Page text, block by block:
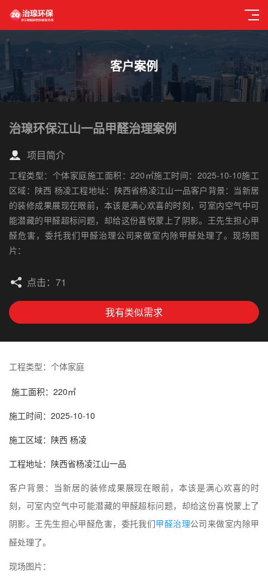
客户案例
治瑔环保江山一品甲醛治理案例
项目简介
工程类型：个体家庭施工面积：220㎡施工时间：2025-10-10施工
区域：陕西 杨凌工程地址：陕西省杨凌江山一品客户背景：当新居
的装修成果展现在眼前，本该是满心欢喜的时刻，可室内空气中可
能潜藏的甲醛超标问题，却给这份喜悦蒙上了阴影。王先生担心甲
醛危害，委托我们甲醛治理公司来做室内除甲醛处理了。现场图
片：
点击：71
我有类似需求
工程类型：个体家庭
施工面积：220㎡
施工时间：2025-10-10
施工区域：陕西 杨凌
工程地址：陕西省杨凌江山一品
客户背景：当新居的装修成果展现在眼前，本该是满心欢喜的时
刻，可室内空气中可能潜藏的甲醛超标问题，却给这份喜悦蒙上了
阴影。王先生担心甲醛危害， 委托我们甲醛治理公司来做室内除甲
醛处理了。
现场图片：